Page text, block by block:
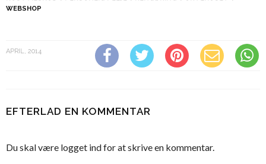
WEBSHOP
APRIL, 2014
EFTERLAD EN KOMMENTAR
Du skal være logget indfor at skrive en kommentar.